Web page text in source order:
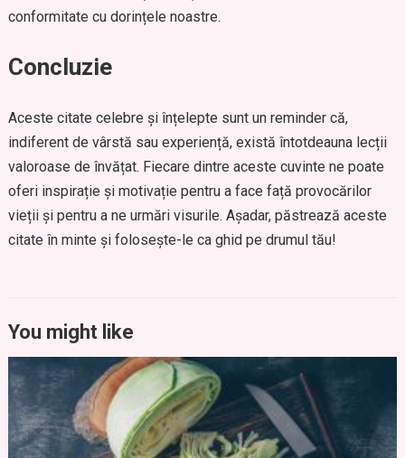
conformitate cu dorințele noastre.
Concluzie
Aceste citate celebre și înțelepte sunt un reminder că,
indiferent de vârstă sau experiență, există întotdeauna lecții
valoroase de învățat. Fiecare dintre aceste cuvinte ne poate
oferi inspirație și motivație pentru a face față provocărilor
vieții și pentru a ne urmări visurile. Așadar, păstrează aceste
citate în minte și folosește-le ca ghid pe drumul tău!
You might like